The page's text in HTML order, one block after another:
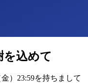
を込めて​
）23:59を持ちまして